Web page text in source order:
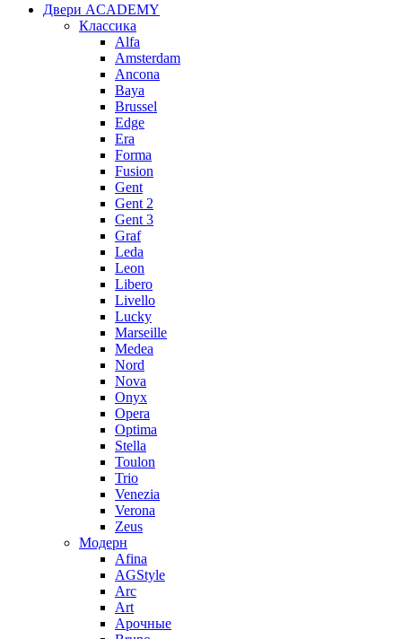
Двери ACADEMY
Классика
Alfa
Amsterdam
Ancona
Baya
Brussel
Edge
Era
Forma
Fusion
Gent
Gent 2
Gent 3
Graf
Leda
Leon
Libero
Livello
Lucky
Marseille
Medea
Nord
Nova
Onyx
Opera
Optima
Stella
Toulon
Trio
Venezia
Verona
Zeus
Модерн
Afina
AGStyle
Arc
Art
Aрочные